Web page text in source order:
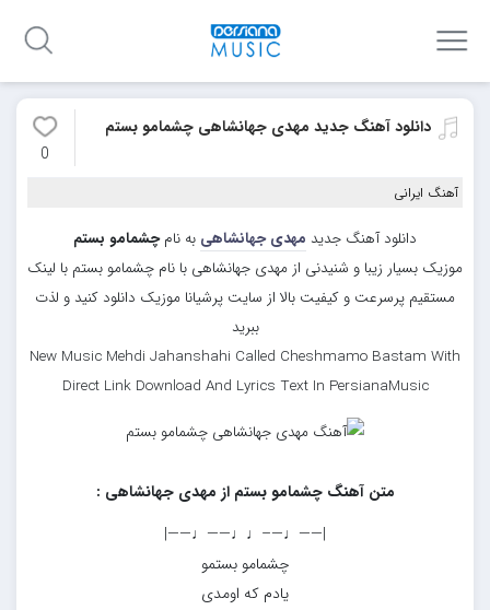
دانلود آهنگ جدید مهدی جهانشاهی چشمامو بستم
0
آهنگ ایرانی
دانلود آهنگ جدید مهدی جهانشاهی به نامچشمامو بستم
موزیک بسیار زیبا و شنیدنی از مهدی جهانشاهی با نام چشمامو بستم با لینک
مستقیم پرسرعت و کیفیت بالا از سایت پرشیانا موزیک دانلود کنید و لذت
ببرید
New Music Mehdi Jahanshahi Called Cheshmamo Bastam With
Direct Link Download And Lyrics Text In PersianaMusic
متن آهنگ چشمامو بستم از مهدی جهانشاهی :
|——♩—–♩♩——♩——|
چشمامو بستمو
یادم که اومدی